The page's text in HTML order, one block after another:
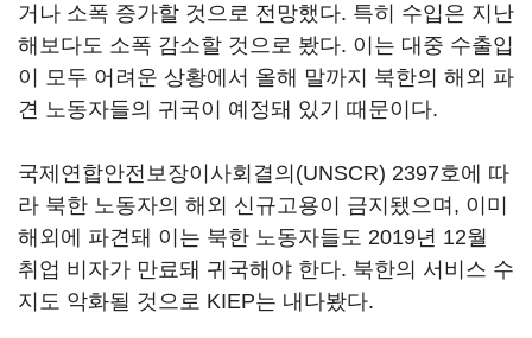
거나 소폭 증가할 것으로 전망했다. 특히 수입은 지난
해보다도 소폭 감소할 것으로 봤다. 이는 대중 수출입
이 모두 어려운 상황에서 올해 말까지 북한의 해외 파
견 노동자들의 귀국이 예정돼 있기 때문이다.
국제연합안전보장이사회결의(UNSCR) 2397호에 따
라 북한 노동자의 해외 신규고용이 금지됐으며, 이미
해외에 파견돼 이는 북한 노동자들도 2019년 12월
취업 비자가 만료돼 귀국해야 한다. 북한의 서비스 수
지도 악화될 것으로 KIEP는 내다봤다.